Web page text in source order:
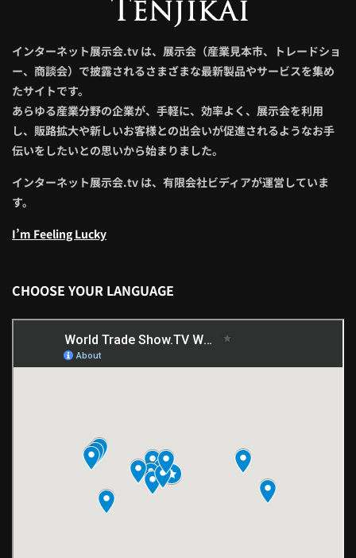
インターネット展示会.tv は、展示会（産業見本市、トレードショ
ー、商談会）で披露されるさまざまな最新製品やサービスを集め
たサイトです。
あらゆる産業分野の企業が、手軽に、効率よく、展示会を利用
し、販路拡大や新しいお客様との出会いが促進されるようなお手
伝いをしたいとの思いから始まりました。
インターネット展示会.tv は、有限会社ビディアが運営していま
す。
I’m Feeling Lucky
CHOOSE YOUR LANGUAGE